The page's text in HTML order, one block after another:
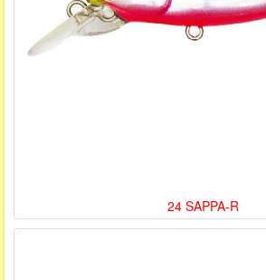
24 SAPPA-R